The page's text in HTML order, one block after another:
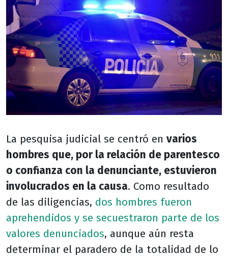
La pesquisa judicial se centró en varios
hombres que, por la relación de parentesco
o confianza con la denunciante, estuvieron
involucrados en la causa. Como resultado
de las diligencias, dos hombres fueron
aprehendidos y se secuestraron parte de los
valores denunciados, aunque aún resta
determinar el paradero de la totalidad de lo